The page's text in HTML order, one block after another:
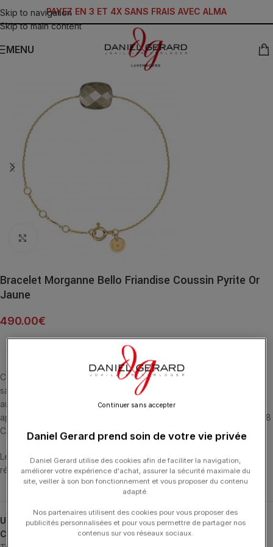
Skip to navigation
Skip to main content
PAYEZ EN 3 ET 4X SANS FRAIS AVEC ALMA
MENU
Click to enlarge
Bracelet Morganne Bello Friandise Coussin Pyrite Or
Jaune
490.00€
Cette collection emblématique met les pierres fines en majesté,
sans griffe, ni serti, au contact de la peau. La taille en « coussin »
aux multiples facettes apporte douceur et élégance. La Pyrite
apporte Créativité et Réalisation de Projet. BRACELET OR JAUNE 18
CARATS ET PYRITE MULTI-FACETTÉE (9.71 CARATS).
Les bracelets ont une longueur de 17 cm et ont 4 anneaux de
réglage.
UGS : 1012YA146
Catégories :
Bracelets, Bracelets , Friandise, MORGANNE BELLO
Daniel Gerard prend soin de votre vie privée
Daniel Gerard utilise des cookies afin de faciliter la navigation,
améliorer votre expérience d'achat, assurer la sécurité maximale du
site, veiller à son bon fonctionnement et vous proposer du contenu
adapté.
Nos partenaires utilisent des cookies pour vous proposer des
publicités personnalisées et pour vous permettre de partager nos
contenus sur vos réseaux sociaux.
Continuer sans accepter